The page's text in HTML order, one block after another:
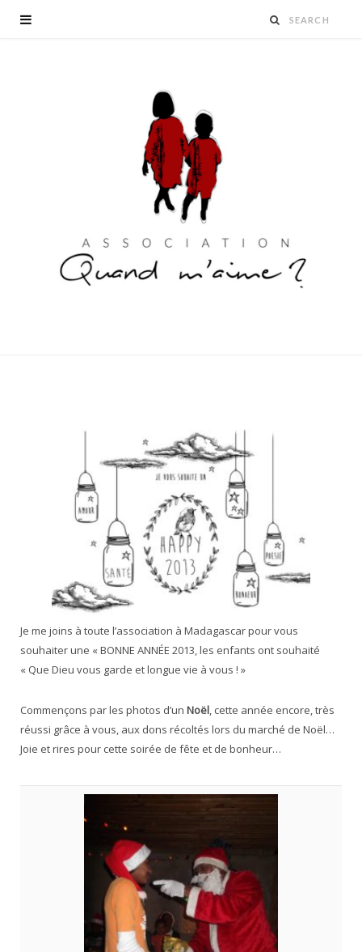
Je me joins à toute l’association à Madagascar pour vous
souhaiter une « BONNE ANNÉE 2013, les enfants ont souhaité
« Que Dieu vous garde et longue vie à vous ! »
Commençons par les photos d’un Noël, cette année encore, très
réussi grâce à vous, aux dons récoltés lors du marché de Noël…
Joie et rires pour cette soirée de fête et de bonheur…